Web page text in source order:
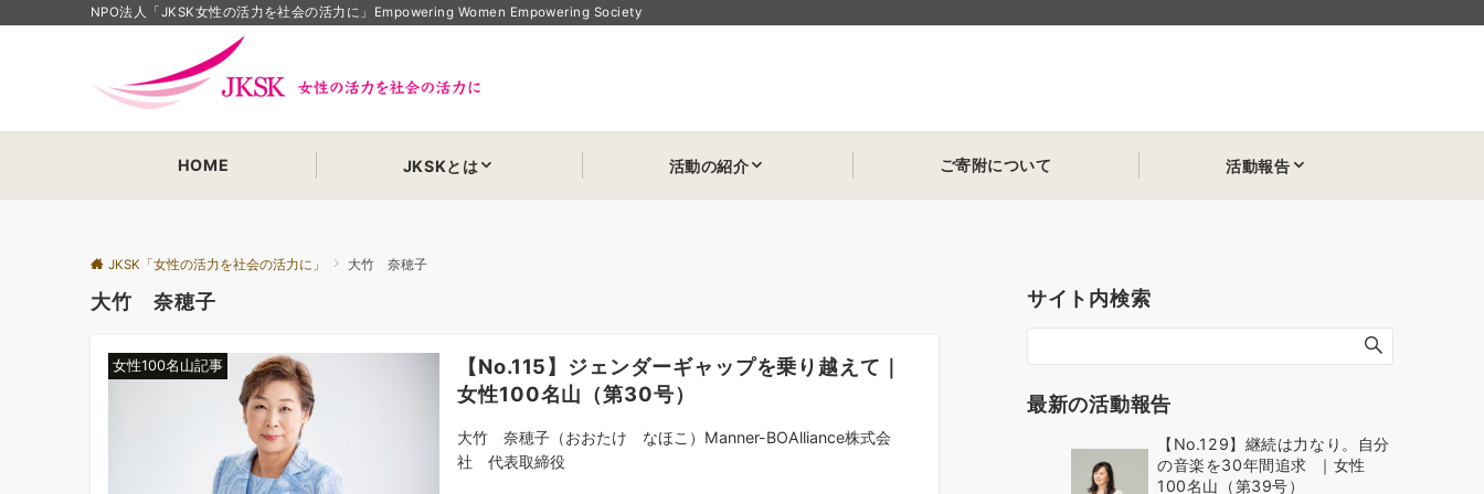
NPO法人「JKSK女性の活力を社会の活力に」Empowering Women Empowering Society
HOME JKSKとは 活動の紹介 ご寄附について 活動報告
JKSK「女性の活力を社会の活力に」 大竹 奈穂子
大竹 奈穂子
女性100名山記事
【No.115】ジェンダーギャップを乗り越えて｜
女性100名山（第30号）
大竹 奈穂子（おおたけ なほこ）Manner-BOAlliance株式会
社 代表取締役
サイト内検索
最新の活動報告
【No.129】継続は力なり。自分
の音楽を30年間追求 ｜女性
100名山（第39号）